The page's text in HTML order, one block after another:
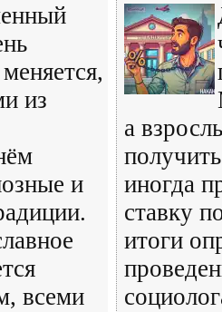
из
и
всеми
а
иногда
ставку
итоги